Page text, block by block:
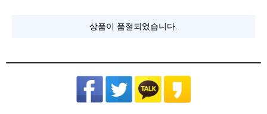
상품이 품절되었습니다.